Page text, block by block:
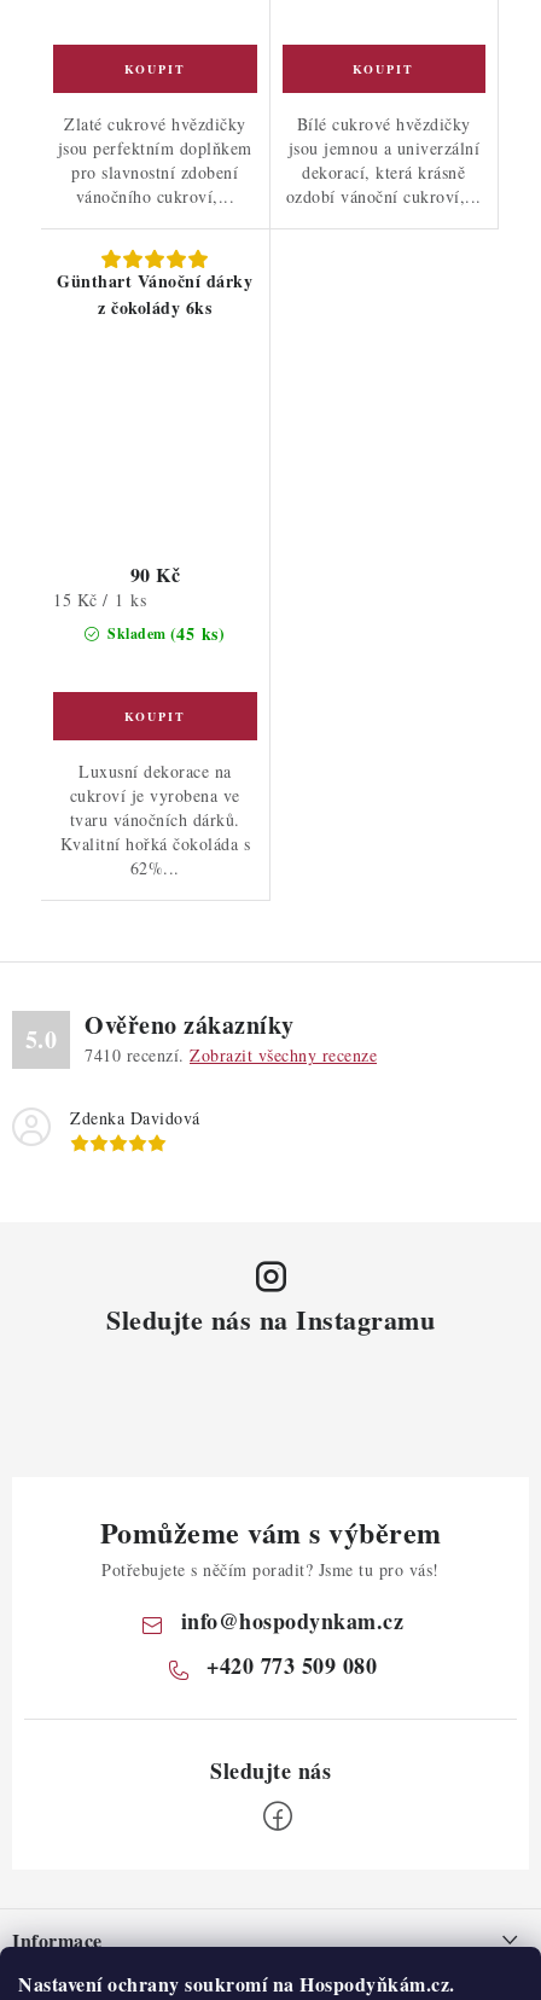
Nastavení ochrany soukromí na Hospodyňkám.cz.
Zlaté cukrové hvězdičky
jsou perfektním doplňkem
pro slavnostní zdobení
vánočního cukroví,...
Bílé cukrové hvězdičky
jsou jemnou a univerzální
dekorací, která krásně
ozdobí vánoční cukroví,...
Günthart Vánoční dárky
z čokolády 6ks
Skladem (45 ks)
90 Kč
Měrná
cena:
15 Kč / 1 ks
Luxusní dekorace na
cukroví je vyrobena ve
tvaru vánočních dárků.
Kvalitní hořká čokoláda s
62%...
5.0 Ověřeno zákazníky
7410 recenzí. Zobrazit všechny recenze
Zdenka Davidová
Sledujte nás na Instagramu
Pomůžeme vám s výběrem
Potřebujete s něčím poradit? Jsme tu pro vás!
info@hospodynkam.cz
+420 773 509 080
pInformace
Nepřevzetí zásilky na dobírku